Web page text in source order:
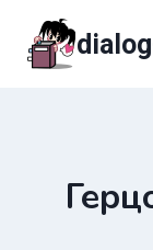
содержимому